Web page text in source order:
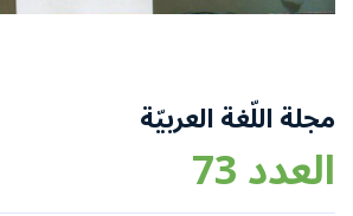
مجلة اللّغة العربيّة
العدد 73